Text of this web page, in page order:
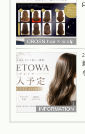
CROSS hair × scalp
INFORMATION